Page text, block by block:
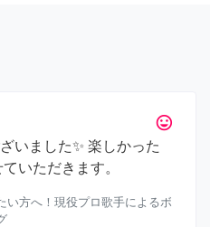
tag_faces
いました✨ 楽しかった
いただきます。
い方へ！現役プロ歌手によるボ